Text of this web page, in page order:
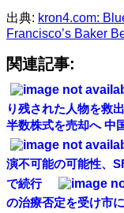
出典: kron4.com:
Francisco’s Baker
関連記事:
り残された人物を救出
半数株式を売却へ 中
演不可能の可能性、
で続行
の治療否定を受け市